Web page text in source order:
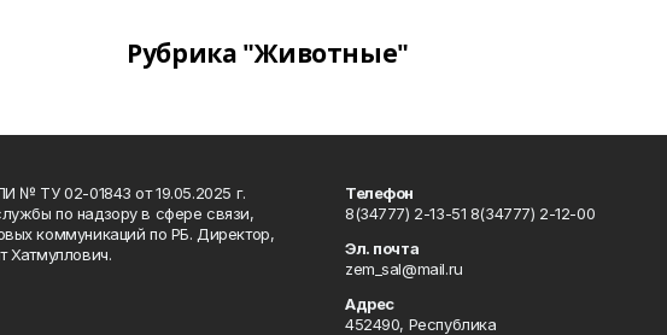
Рубрика "Животные"
№ ТУ 02-01843 от 19.05.2025 г.
по надзору в сфере связи,
коммуникаций по РБ. Директор,
Хатмуллович.
Телефон
8(34777) 2-13-51 8(34777) 2-12-00
Эл. почта
zem_sal@mail.ru
Адрес
452490, Республика